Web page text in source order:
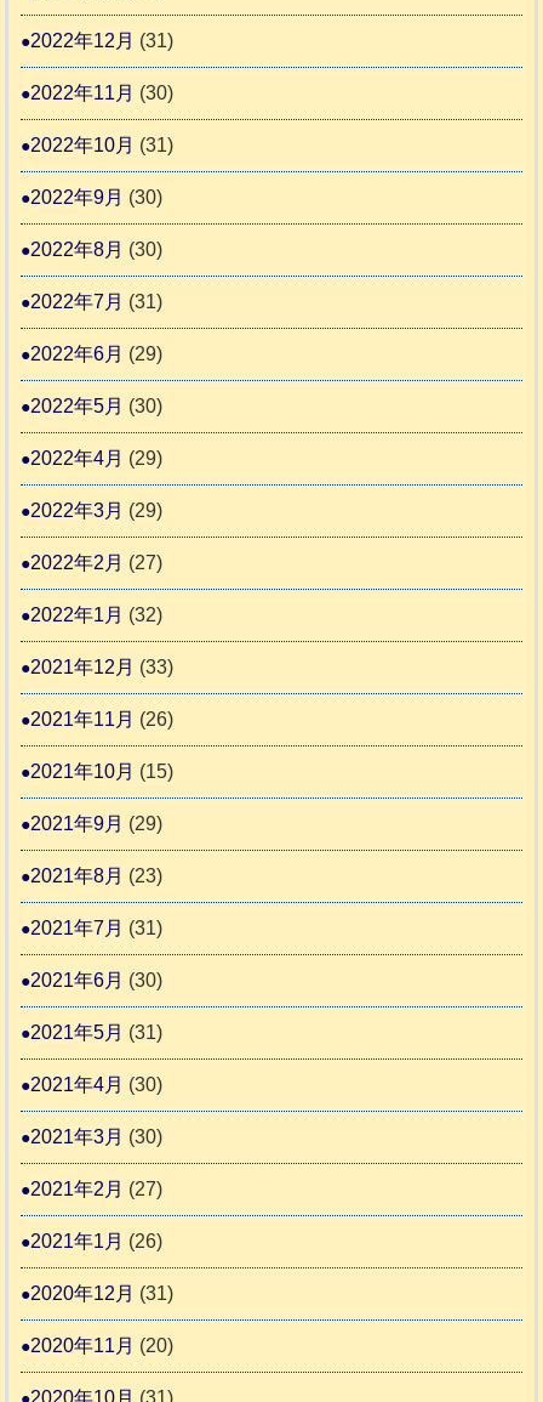
2022年12月 (31)
2022年11月 (30)
2022年10月 (31)
2022年9月 (30)
2022年8月 (30)
2022年7月 (31)
2022年6月 (29)
2022年5月 (30)
2022年4月 (29)
2022年3月 (29)
2022年2月 (27)
2022年1月 (32)
2021年12月 (33)
2021年11月 (26)
2021年10月 (15)
2021年9月 (29)
2021年8月 (23)
2021年7月 (31)
2021年6月 (30)
2021年5月 (31)
2021年4月 (30)
2021年3月 (30)
2021年2月 (27)
2021年1月 (26)
2020年12月 (31)
2020年11月 (20)
2020年10月 (31)